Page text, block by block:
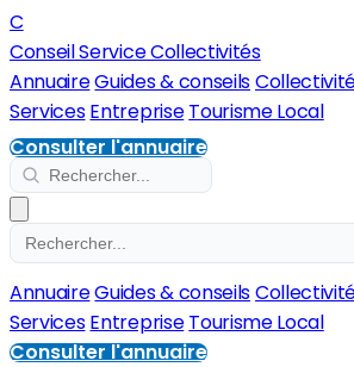
C
Conseil Service Collectivités
AnnuaireGuides & conseils
ServicesEntreprise Tourisme Local
Consulter l'annuaire
AnnuaireGuides & conseils
ServicesEntreprise Tourisme Local
Consulter l'annuaire